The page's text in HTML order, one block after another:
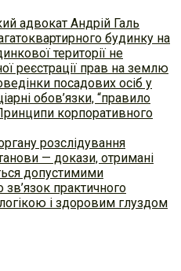
адвокат Андрій Галь
будинку на
території не
реєстрації прав на землю
посадових осіб у
обов’язки, “правило
корпоративного
розслідування
— докази, отримані
допустимими
практичного
і здоровим глуздом